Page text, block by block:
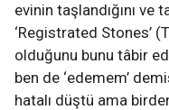
evinin taşlandığını ve
‘Registrated Stones’
olduğunu bunu tâbir
ben de ‘edemem’
hatalı düştü ama